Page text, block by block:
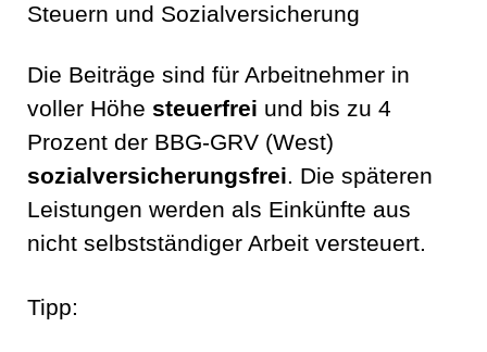
Steuern und Sozialversicherung
Die Beiträge sind für Arbeitnehmer in
voller Höhe steuerfrei und bis zu 4
Prozent der BBG-GRV (West)
sozialversicherungsfrei. Die späteren
Leistungen werden als Einkünfte aus
nicht selbstständiger Arbeit versteuert.
Tipp: